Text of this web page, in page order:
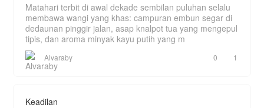
Matahari terbit di awal dekade sembilan puluhan selalu
membawa wangi yang khas: campuran embun segar di
dedaunan pinggir jalan, asap knalpot tua yang mengepul
tipis, dan aroma minyak kayu putih yang m
Alvaraby 0 1
Keadilan